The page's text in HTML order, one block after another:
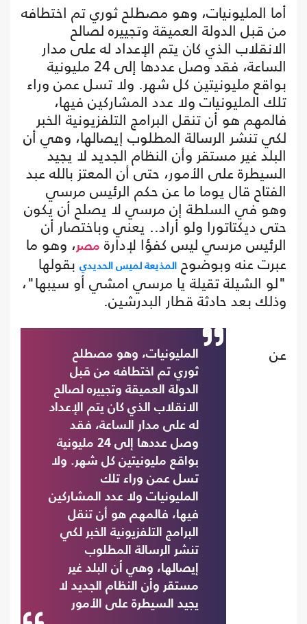
أما المليونيات، وهو مصطلح ثوري تم اختطافه
من قبل الدولة العميقة وتجييره لصالح
الانقلاب الذي كان يتم الإعداد له على مدار
الساعة، فقد وصل عددها إلى 24 مليونية
بواقع مليونيتين كل شهر. ولا تسل عمن وراء
تلك المليونيات ولا عدد المشاركين فيها،
فالمهم هو أن تنقل البرامج التلفزيونية الخبر
لكي تنشر الرسالة المطلوب إيصالها، وهي أن
البلد غير مستقر وأن النظام الجديد لا يجيد
السيطرة على الأمور، حتى أن المعتز بالله عبد
الفتاح قال يوما ما عن حكم الرئيس مرسي
وهو في السلطة إن مرسي لا يصلح أن يكون
حتى ديكتاتورا ولو أراد.. يعني وباختصار أن
الرئيس مرسي ليس كفؤا لإدارة مصر ، وهو ما
عبرت عنه وبوضوح المذيعة لميس الحديدي بقولها
"لو الشيلة تقيلة يا مرسي امشي أو سيبها"،
وذلك بعد حادثة قطار البدرشين.
المليونيات، وهو مصطلح
ثوري تم اختطافه من قبل
الدولة العميقة وتجييره لصالح
الانقلاب الذي كان يتم الإعداد
له على مدار الساعة، فقد
وصل عددها إلى 24 مليونية
بواقع مليونيتين كل شهر. ولا
تسل عمن وراء تلك
المليونيات ولا عدد المشاركين
فيها، فالمهم هو أن تنقل
البرامج التلفزيونية الخبر لكي
تنشر الرسالة المطلوب
إيصالها، وهي أن البلد غير
مستقر وأن النظام الجديد لا
يجيد السيطرة على الأمور
عن